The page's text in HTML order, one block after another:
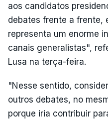
aos candidatos
debates frente a frente,
representa um enorme
canais generalistas",
Lusa na terça-feira.
"Nesse sentido,
outros debates, no
porque iria contribuir